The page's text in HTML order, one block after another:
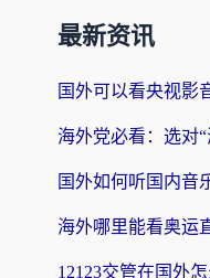
最新资讯